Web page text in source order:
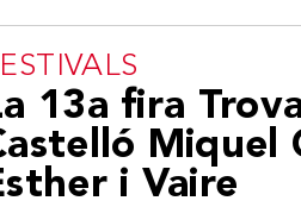
13a fira
Miquel
i Vaire